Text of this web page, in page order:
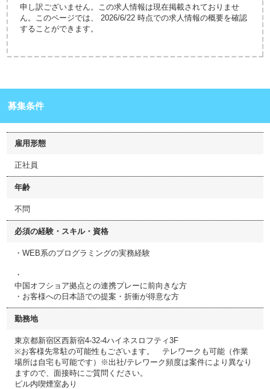
申し訳ございません。この求人情報は現在掲載されておりませ
ん。このページでは、 2026/6/22 時点での求人情報の概要を確認
することができます。
募集条件
雇用形態
正社員
年齢
不問
必須の経験・スキル・資格
・WEB系のプログラミングの実務経験
・
中国オフショア拠点との連携プレーに前向きな方
・お客様への日本語での提案・折衝が得意な方
勤務地
東京都新宿区西新宿4-32-4ハイネスロフティ3F
※お客様先常駐の可能性もございます。 テレワークも可能（作業
場所は自宅も可能です）※出社/テレワーク頻度は案件により異なり
ますので、面接時にご質問ください。
ビル内喫煙室あり